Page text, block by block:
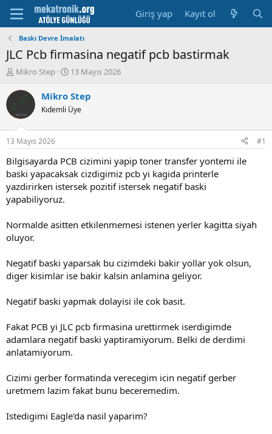
Giriş yap Kayıt ol
Baskı Devre İmalatı
JLC Pcb firmasina negatif pcb bastirmak
K
n
u
y
u
b
a
ş
a
t
a
Mikro Step
B
ş
l
a
t
a
i
h
13 Mayıs 2026
Mikro Step
Kıdemli Üye
13 Mayıs 2026 #1
Bilgisayarda PCB cizimini yapip toner transfer yontemi ile
baski yapacaksak cizdigimiz pcb yi kagida printerle
yazdirirken istersek pozitif istersek negatif baski
yapabiliyoruz.
Normalde asitten etkilenmemesi istenen yerler kagitta siyah
oluyor.
Negatif baski yaparsak bu cizimdeki bakir yollar yok olsun,
diger kisimlar ise bakir kalsin anlamina geliyor.
Negatif baski yapmak dolayisi ile cok basit.
Fakat PCB yi JLC pcb firmasina urettirmek iserdigimde
adamlara negatif baski yaptiramiyorum. Belki de derdimi
anlatamiyorum.
Cizimi gerber formatinda verecegim icin negatif gerber
uretmem lazim fakat bunu beceremedim.
Istedigimi Eagle'da nasil yaparim?